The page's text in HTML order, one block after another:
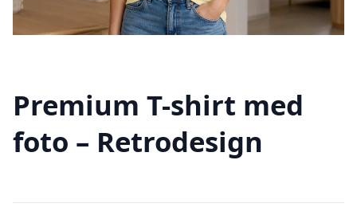
Premium T-shirt med
foto – Retrodesign